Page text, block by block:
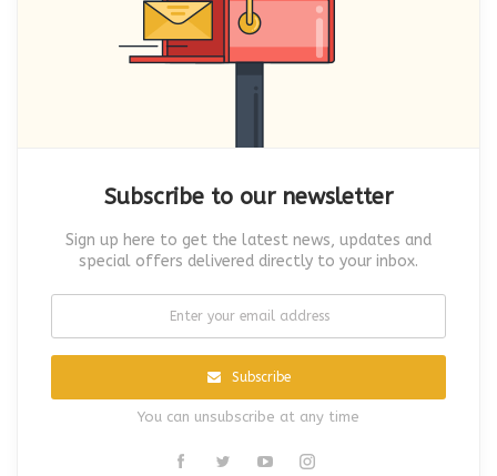
Subscribe to our newsletter
Sign up here to get the latest news, updates and
special offers delivered directly to your inbox.
Subscribe
You can unsubscribe at any time